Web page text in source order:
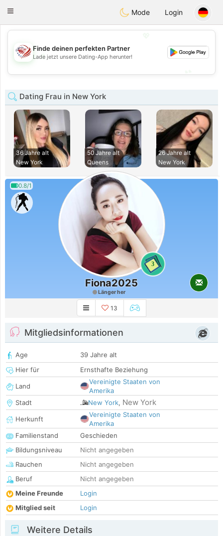
Dating
Toggle
Mode Login
💖
💕
Finde deinen perfekten Partner
Lade jetzt unsere Dating-App herunter!
Dating Frau in New York
36 Jahre alt
New York
50 Jahre alt
Queens
26 Jahre alt
New York
0.8/1
3
Fiona2025
Länger her
13
Mitgliedsinformationen
Age
39 Jahre alt
Hier für
Ernsthafte Beziehung
Land
Vereinigte Staaten von
Amerika
Stadt
New York, New York
Herkunft
Vereinigte Staaten von
Amerika
Familienstand
Geschieden
Bildungsniveau
Nicht angegeben
Rauchen
Nicht angegeben
Beruf
Nicht angegeben
Meine Freunde
Login
Mitglied seit
Login
Weitere Details